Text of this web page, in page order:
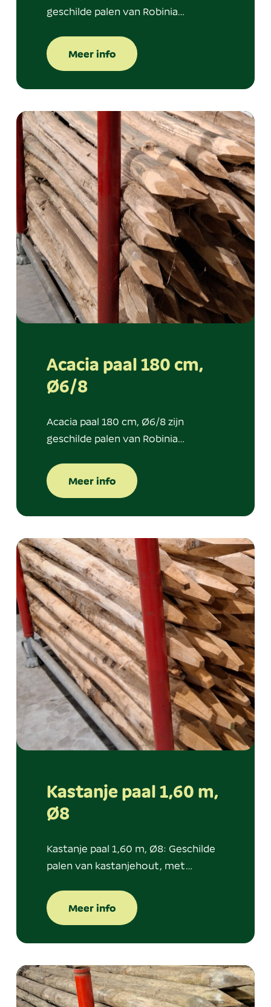
geschilde palen van Robinia…
Meer info
Acacia paal 180 cm,
Ø6/8
Acacia paal 180 cm, Ø6/8 zijn
geschilde palen van Robinia…
Meer info
Kastanje paal 1,60 m,
Ø8
Kastanje paal 1,60 m, Ø8: Geschilde
palen van kastanjehout, met…
Meer info